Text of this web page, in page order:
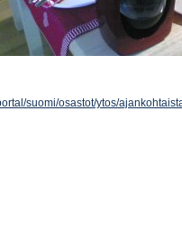
suomi/osastot/ytos/